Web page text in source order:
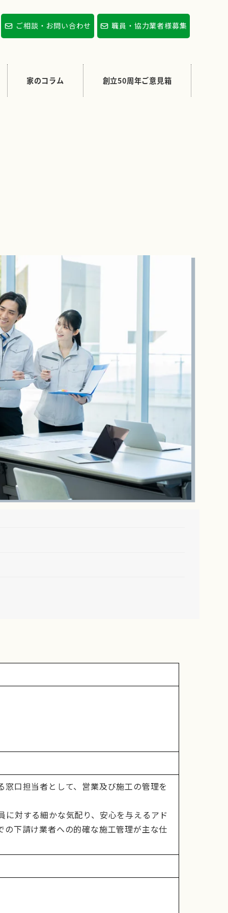
ご相談・お問い合わせ 職員・協力業者様募集
家のコラム 創立50周年ご意見箱
口担当者として、営業及び施工の管理を
対する細かな気配り、安心を与えるアド
下請け業者への的確な施工管理が主な仕